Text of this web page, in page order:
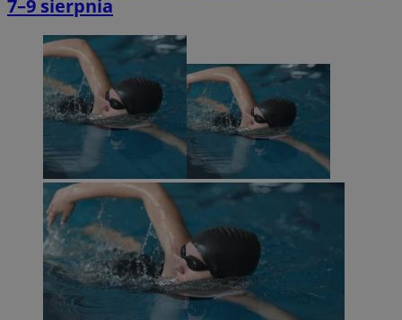
7–9 sierpnia